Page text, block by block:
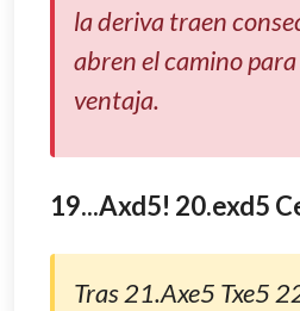
la deriva traen
abren el camino
ventaja.
19...Axd5! 20.exd5
Tras 21.Axe5 Txe5